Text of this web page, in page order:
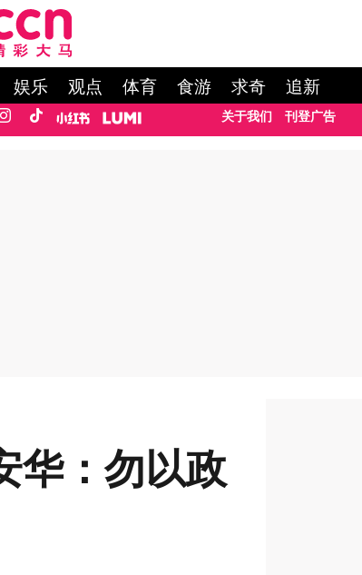
娱乐 观点 体育 食游 求奇 追新
关于我们 刊登广告
华：勿以政